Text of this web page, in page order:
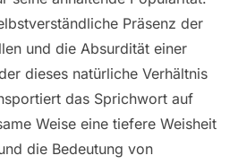
Präsenz der
und die Absurdität einer
dieses natürliche Verhältnis
das Sprichwort auf
Weise eine tiefere Weisheit
die Bedeutung von